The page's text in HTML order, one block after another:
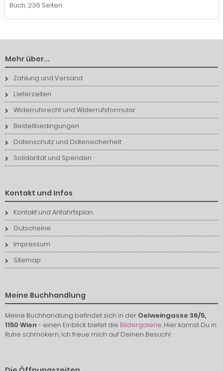
Buch, 236 Seiten
Mehr über...
Zahlung und Versand
Lieferzeiten
Widerrufsrecht und Widerrufsformular
Bestellbedingungen
Datenschutz und Datensicherheit
Solidarität und Spenden
Kontakt und Infos
Kontakt und Anfahrtsplan
Gutscheine
Impressum
Sitemap
Meine Buchhandlung
Meine Buchhandlung befindet sich in der Oelweingasse 36/5,
1150 Wien- einen Einblick bietet die Bildergalerie. Hier kannst Du in
Ruhe schmökern, ich freue mich auf Deinen Besuch!